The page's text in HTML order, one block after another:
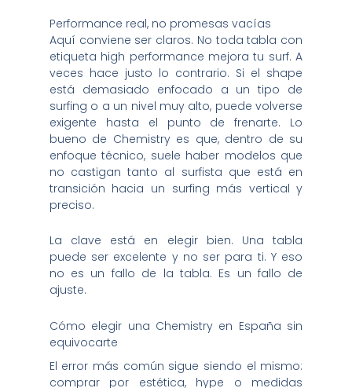
Performance real, no promesas vacías
Aquí conviene ser claros. No toda tabla con
etiqueta high performance mejora tu surf. A
veces hace justo lo contrario. Si el shape
está demasiado enfocado a un tipo de
surfing o a un nivel muy alto, puede volverse
exigente hasta el punto de frenarte. Lo
bueno de Chemistry es que, dentro de su
enfoque técnico, suele haber modelos que
no castigan tanto al surfista que está en
transición hacia un surfing más vertical y
preciso.
La clave está en elegir bien. Una tabla
puede ser excelente y no ser para ti. Y eso
no es un fallo de la tabla. Es un fallo de
ajuste.
Cómo elegir una Chemistry en España sin
equivocarte
El error más común sigue siendo el mismo:
comprar por estética, hype o medidas